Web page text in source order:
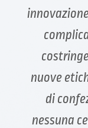
nuove
di
nessuna